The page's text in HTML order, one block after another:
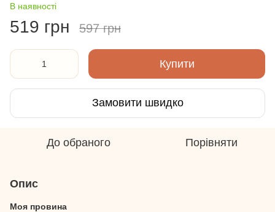
В наявності
519 грн 597 грн
Купити
Замовити швидко
До обраного Порівняти
Опис
Моя провина